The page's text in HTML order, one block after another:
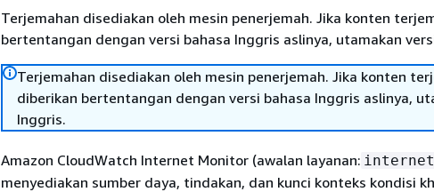
Terjemahan disediakan oleh mesin penerjemah. Jika konten
bertentangan dengan versi bahasa Inggris aslinya, utamakan
Terjemahan disediakan oleh mesin penerjemah. Jika konten
diberikan bertentangan dengan versi bahasa Inggris aslinya,
Inggris.
Amazon CloudWatch Internet Monitor (awalan layanan:
menyediakan sumber daya, tindakan, dan kunci konteks kondisi